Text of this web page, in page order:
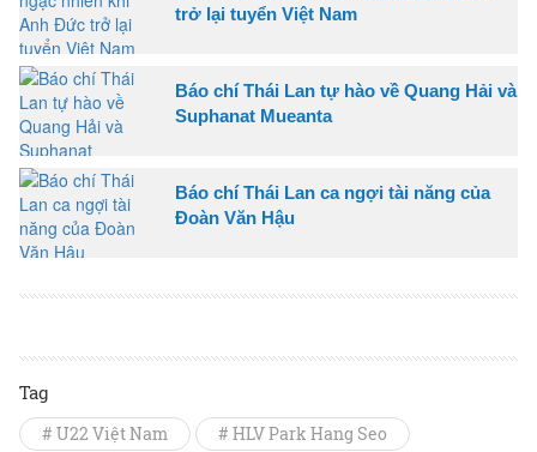
trở lại tuyển Việt Nam
Báo chí Thái Lan tự hào về Quang Hải và
Suphanat Mueanta
Báo chí Thái Lan ca ngợi tài năng của
Đoàn Văn Hậu
Tag
# U22 Việt Nam # HLV Park Hang Seo